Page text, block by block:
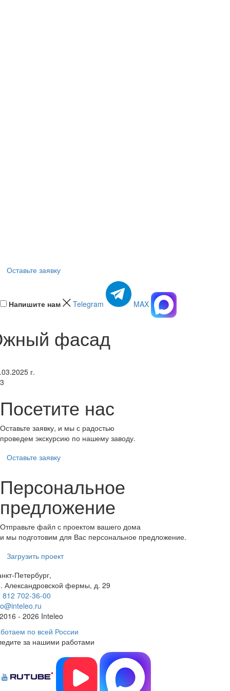
Оставьте заявку
Напишите нам Telegram MAX
фасад
г.
Посетите нас
Оставьте заявку, и мы с радостью
проведем экскурсию по нашему заводу.
Оставьте заявку
Персональное
предложение
Отправьте файл с проектом вашего дома
и мы подготовим для Вас персональное предложение.
Загрузить проект
Петербург,
Александровской фермы, д. 29
812 702-36-00
- 2026 Inteleo
по всей России
за нашими работами